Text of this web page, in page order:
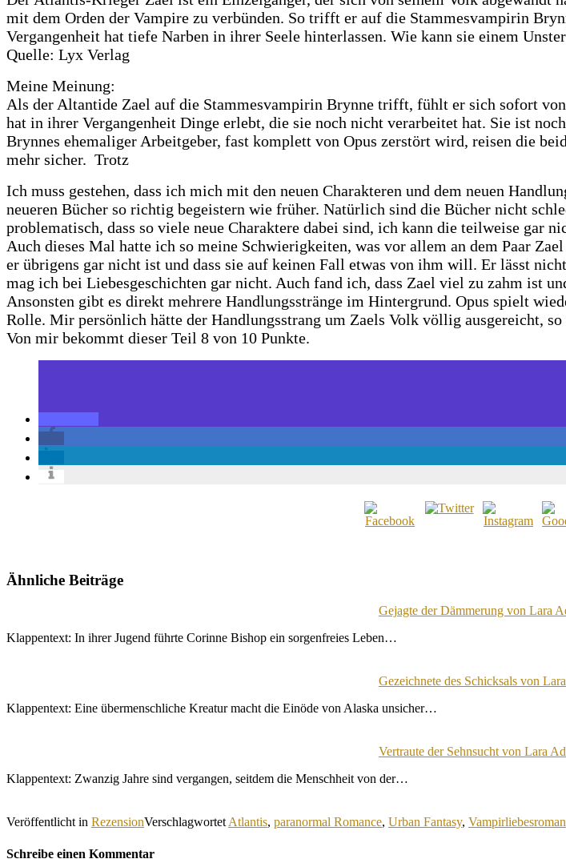
mit dem Orden der Vampire zu verbünden. So trifft er auf die Stammesvampirin
Vergangenheit hat tiefe Narben in ihrer Seele hinterlassen. Wie kann sie einem
Quelle: Lyx Verlag
Meine Meinung:
Als der Altantide Zael auf die Stammesvampirin Brynne trifft, fühlt er sich sofort
hat in ihrer Vergangenheit Dinge erlebt, die sie noch nicht verarbeitet hat. Sie ist
Brynnes ehemaliger Arbeitgeber, fast komplett von Opus zerstört wird, reisen die
mehr sicher. Trotz
Ich muss gestehen, dass ich mich mit den neuen Charakteren und dem neuen
neueren Bücher so richtig begeistern wie früher. Natürlich sind die Bücher nicht
problematisch, dass so viele neue Charaktere dabei sind, ich kann die teilweise gar
Auch dieses Mal hatte ich so meine Schwierigkeiten, was vor allem an dem Paar
er übrigens gar nicht ist und dass sie auf keinen Fall etwas von ihm will. Er lässt
mag ich bei Liebesgeschichten gar nicht. Auch fand ich, dass Zael viel zu zahm ist
Ansonsten gibt es direkt mehrere Handlungsstränge im Hintergrund. Opus spielt
Rolle. Mir persönlich hätte der Handlungsstrang um Zaels Volk völlig ausgereicht, so
Von mir bekommt dieser Teil 8 von 10 Punkte.
Ähnliche Beiträge
Gejagte der Dämmerung von Lara
Klappentext: In ihrer Jugend führte Corinne Bishop ein sorgenfreies Leben…
Gezeichnete des Schicksals von
Klappentext: Eine übermenschliche Kreatur macht die Einöde von Alaska unsicher…
Vertraute der Sehnsucht von Lara
Klappentext: Zwanzig Jahre sind vergangen, seitdem die Menschheit von der…
Veröffentlicht in RezensionVerschlagwortet Atlantis, paranormal Romance, Urban Fantasy, Vampirliebesroman
Schreibe einen Kommentar